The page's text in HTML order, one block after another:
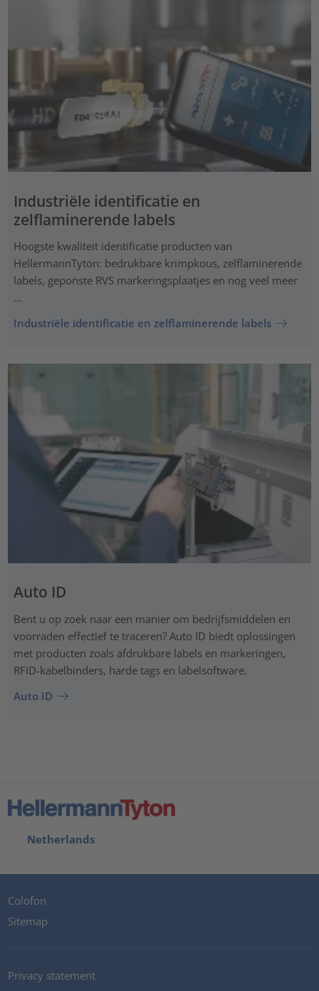
Industriële identificatie en
zelflaminerende labels
Hoogste kwaliteit identificatie producten van
HellermannTyton: bedrukbare krimpkous, zelflaminerende
labels, geponste RVS markeringsplaatjes en nog veel meer
...
Industriële identificatie en zelflaminerende labels
Auto ID
Bent u op zoek naar een manier om bedrijfsmiddelen en
voorraden effectief te traceren? Auto ID biedt oplossingen
met producten zoals afdrukbare labels en markeringen,
RFID-kabelbinders, harde tags en labelsoftware.
Auto ID
Netherlands
Colofon
Sitemap
Privacy statement